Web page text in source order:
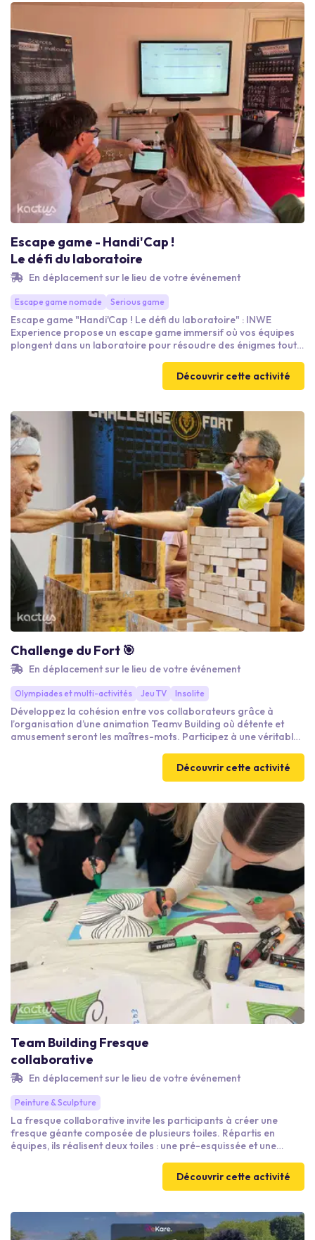
Escape game - Handi'Cap !
Le défi du laboratoire
En déplacement sur le lieu de votre événement
Escape game nomade Serious game
Escape game "Handi'Cap ! Le défi du laboratoire" : INWE
Experience propose un escape game immersif où vos équipes
plongent dans un laboratoire pour résoudre des énigmes tout
ludique et éducative, sensibilisez vos collaborateurs à l’inclusion
et à l’accessibilité en entreprise. Un team building unique pour
handicap.
Découvrir cette activité
Challenge du Fort 🎯
En déplacement sur le lieu de votre événement
Olympiades et multi-activités Jeu TV Insolite
Développez la cohésion entre vos collaborateurs grâce à
l’organisation d’une animation Teamv Building où détente et
amusement seront les maîtres-mots. Participez à une véritable
Découvrir cette activité
Team Building Fresque
collaborative
En déplacement sur le lieu de votre événement
Peinture & Sculpture
La fresque collaborative invite les participants à créer une
fresque géante composée de plusieurs toiles. Répartis en
équipes, ils réalisent deux toiles : une pré-esquissée et une
toiles voisines, nécessitant communication et cohésion. Le
résultat final, une fresque impressionnante, peut décorer vos
cohésion et investissement sont essentiels dans cette activité
Découvrir cette activité